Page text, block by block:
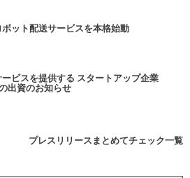
ット配送サービスを本格始動
ビスを提供する スタートアップ企業
出資のお知らせ
プレスリリースまとめてチェック一覧